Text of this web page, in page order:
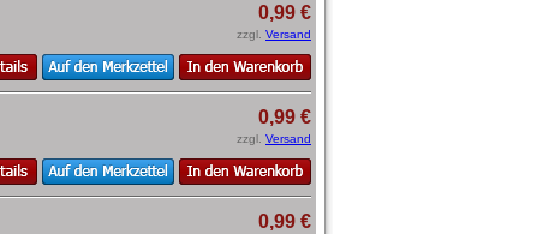
0,99 €
zzgl. Versand
0,99 €
zzgl. Versand
0,99 €